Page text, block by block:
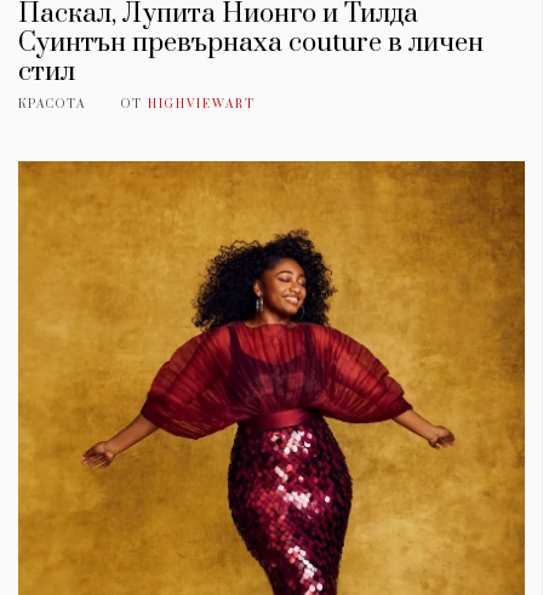
Паскал, Лупита Нионго и Тилда
Суинтън превърнаха couture в личен
стил
КРАСОТА ОТ HIGHVIEWART